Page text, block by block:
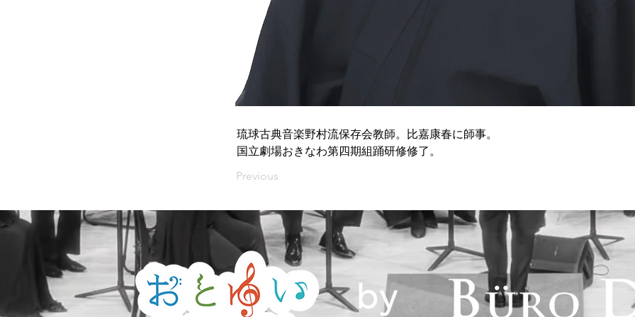
琉球古典音楽野村流保存会教師。比嘉康春に師事。
国立劇場おきなわ第四期組踊研修修了。
Previous